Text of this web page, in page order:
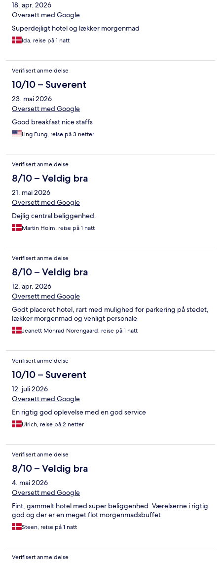
18. apr. 2026
Oversett med Google
Superdejligt hotel og lækker morgenmad
Ida, reise på 1 natt
Verifisert anmeldelse
10/10 – Suverent
23. mai 2026
Oversett med Google
Good breakfast nice staffs
Ling Fung, reise på 3 netter
Verifisert anmeldelse
8/10 – Veldig bra
21. mai 2026
Oversett med Google
Dejlig central beliggenhed.
Martin Holm, reise på 1 natt
Verifisert anmeldelse
8/10 – Veldig bra
12. apr. 2026
Oversett med Google
Godt placeret hotel, rart med mulighed for parkering på stedet,
lækker morgenmad og venligt personale
Jeanett Monrad Norengaard, reise på 1 natt
Verifisert anmeldelse
10/10 – Suverent
12. juli 2026
Oversett med Google
En rigtig god oplevelse med en god service
Ulrich, reise på 2 netter
Verifisert anmeldelse
8/10 – Veldig bra
4. mai 2026
Oversett med Google
Fint, gammelt hotel med super beliggenhed. Værelserne i rigtig
god og der er en meget flot morgenmadsbuffet
Steen, reise på 1 natt
Verifisert anmeldelse